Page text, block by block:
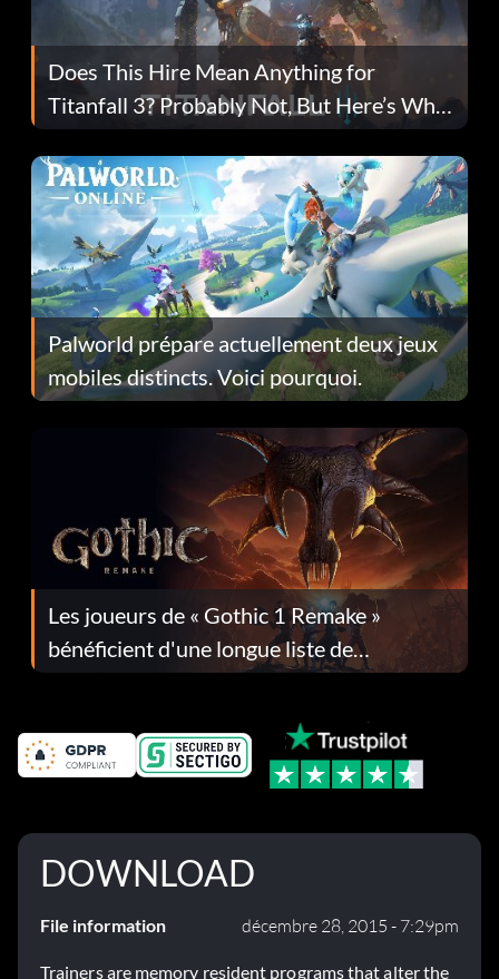
Does This Hire Mean Anything for
Titanfall 3? Probably Not, But Here’s Why
Fans Are Hopeful
Palworld prépare actuellement deux jeux
mobiles distincts. Voici pourquoi.
Les joueurs de « Gothic 1 Remake »
bénéficient d'une longue liste de
corrections dans la mise à jour 1.0.4
DOWNLOAD
File information décembre 28, 2015 - 7:29pm
Trainers are memory resident programs that alter the